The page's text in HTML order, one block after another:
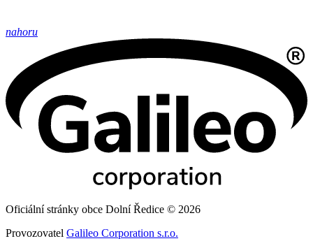
nahoru
Oficiální stránky obce Dolní Ředice © 2026
Provozovatel Galileo Corporation s.r.o.